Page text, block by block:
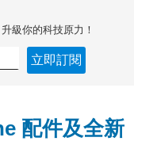
級你的科技原力！
立即訂閱
配件及全新